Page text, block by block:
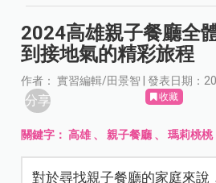
2024高雄親子餐廳全
到接地氣的精彩旅程
作者： 實習編輯/田景智 | 發表日期：
分享 收藏
關鍵字：高雄、親子餐廳、瑪莉桃桃
對於尋找親子餐廳的家庭來說